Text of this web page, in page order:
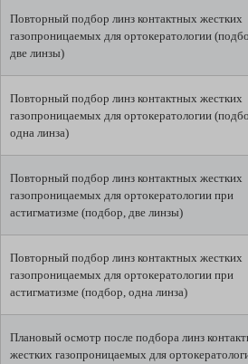
Повторный подбор линз контактных жестких
газопроницаемых для ортокератологии
две линзы)
Повторный подбор линз контактных жестких
газопроницаемых для ортокератологии
одна линза)
Повторный подбор линз контактных жестких
газопроницаемых для ортокератологии при
астигматизме (подбор, две линзы)
Повторный подбор линз контактных жестких
газопроницаемых для ортокератологии при
астигматизме (подбор, одна линза)
Плановый осмотр после подбора линз
жестких газопроницаемых для